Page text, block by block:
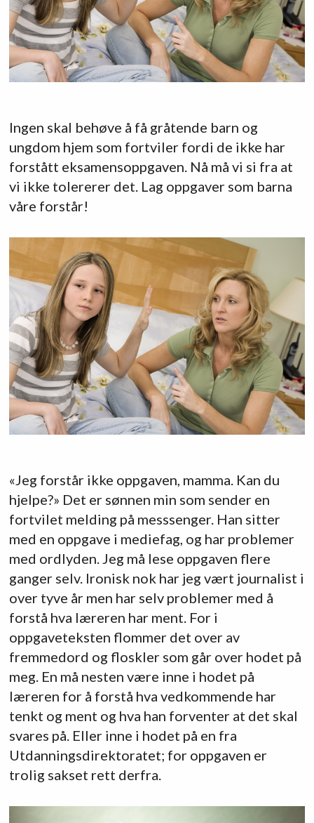
Ingen skal behøve å få gråtende barn og
ungdom hjem som fortviler fordi de ikke har
forstått eksamensoppgaven. Nå må vi si fra at
vi ikke tolererer det. Lag oppgaver som barna
våre forstår!
«Jeg forstår ikke oppgaven, mamma. Kan du
hjelpe?» Det er sønnen min som sender en
fortvilet melding på messsenger. Han sitter
med en oppgave i mediefag, og har problemer
med ordlyden. Jeg må lese oppgaven flere
ganger selv. Ironisk nok har jeg vært journalist i
over tyve år men har selv problemer med å
forstå hva læreren har ment. For i
oppgaveteksten flommer det over av
fremmedord og floskler som går over hodet på
meg. En må nesten være inne i hodet på
læreren for å forstå hva vedkommende har
tenkt og ment og hva han forventer at det skal
svares på. Eller inne i hodet på en fra
Utdanningsdirektoratet; for oppgaven er
trolig sakset rett derfra.